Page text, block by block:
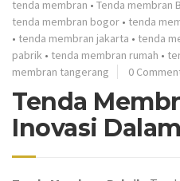
tenda membran • Tenda membran
tenda membran bogor • tenda
• tenda membran jakarta • tenda
pabrik • tenda membran rumah •
membran tangerang
0
Tenda
Inovasi